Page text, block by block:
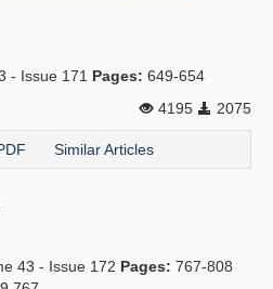
- Issue 171 Pages: 649-654
4195
2075
Similar Articles
43 - Issue 172 Pages: 767-808